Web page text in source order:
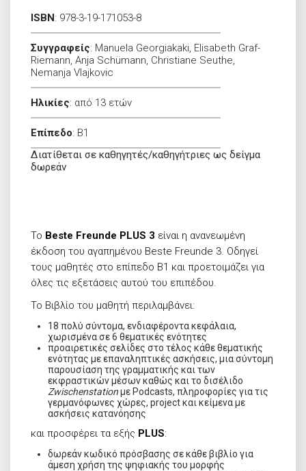
ISBN: 978-3-19-171053-8
Συγγραφείς: Manuela Georgiakaki, Elisabeth Graf-
Riemann, Anja Schümann, Christiane Seuthe,
Nemanja Vlajkovic
Ηλικίες: από 13 ετών
Επίπεδο: B1
Διατίθεται σε καθηγητές/καθηγήτριες ως δείγμα
δωρεάν
Το Beste Freunde PLUS 3 είναι η ανανεωμένη
έκδοση του αγαπημένου Beste Freunde 3. Οδηγεί
τους μαθητές στο επίπεδο B1 και προετοιμάζει για
όλες τις εξετάσεις αυτού του επιπέδου.
Το Βιβλίο του μαθητή περιλαμβάνει:
18 πολύ σύντομα, ενδιαφέροντα κεφάλαια,
χωρισμένα σε 6 θεματικές ενότητες
προαιρετικές σελίδες στο τέλος κάθε θεματικής
ενότητας με επαναληπτικές ασκήσεις, μια σύντομη
παρουσίαση της γραμματικής και των
εκφραστικών μέσων καθώς και το δισέλιδο
Zwischenstationμε Podcasts, πληροφορίες για τις
γερμανόφωνες χώρες, project και κείμενα με
ασκήσεις κατανόησης
και προσφέρει τα εξής PLUS:
δωρεάν κωδικό πρόσβασης σε κάθε βιβλίο για
άμεση χρήση της ψηφιακής του μορφής